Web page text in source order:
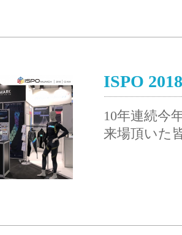
ISPO
10年連続今
来場頂いた